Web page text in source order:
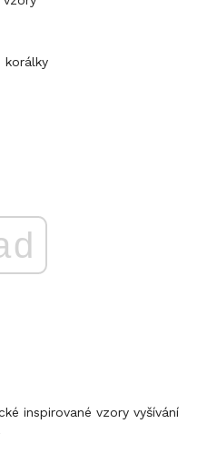
korálky
inspirované vzory vyšívání